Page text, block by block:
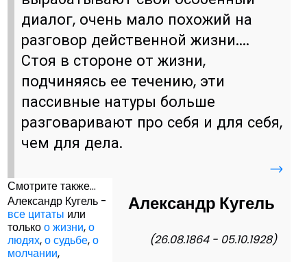
диалог, очень мало похожий на
разговор действенной жизни....
Стоя в стороне от жизни,
подчиняясь ее течению, эти
пассивные натуры больше
разговаривают про себя и для себя,
чем для дела.
→
Александр Кугель
(26.08.1864 - 05.10.1928)
Смотрите также...
Александр Кугель -
все цитаты или
толькоо жизни,о
людях,о судьбе,о
молчании,